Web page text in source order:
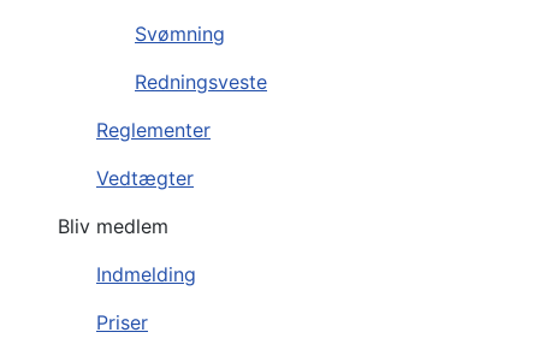
Svømning
Redningsveste
Reglementer
Vedtægter
Bliv medlem
Indmelding
Priser